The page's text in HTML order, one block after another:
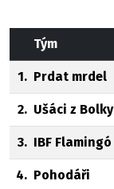
Tým
1. Prdat mrdel
2. Ušáci z Bolky
3. IBF Flamingó
4. Pohodáři